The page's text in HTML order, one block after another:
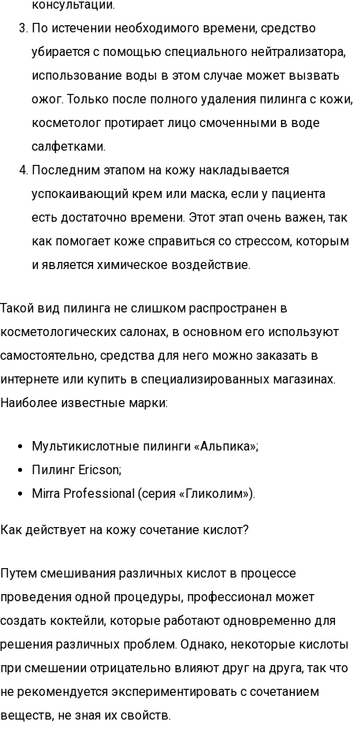
консультации.
По истечении необходимого времени, средство
убирается с помощью специального нейтрализатора,
использование воды в этом случае может вызвать
ожог. Только после полного удаления пилинга с кожи,
косметолог протирает лицо смоченными в воде
салфетками.
Последним этапом на кожу накладывается
успокаивающий крем или маска, если у пациента
есть достаточно времени. Этот этап очень важен, так
как помогает коже справиться со стрессом, которым
и является химическое воздействие.
Такой вид пилинга не слишком распространен в
косметологических салонах, в основном его используют
самостоятельно, средства для него можно заказать в
интернете или купить в специализированных магазинах.
Наиболее известные марки:
Мультикислотные пилинги «Альпика»;
Пилинг Ericson;
Mirra Professional (серия «Гликолим»).
Как действует на кожу сочетание кислот?
Путем смешивания различных кислот в процессе
проведения одной процедуры, профессионал может
создать коктейли, которые работают одновременно для
решения различных проблем. Однако, некоторые кислоты
при смешении отрицательно влияют друг на друга, так что
не рекомендуется экспериментировать с сочетанием
веществ, не зная их свойств.